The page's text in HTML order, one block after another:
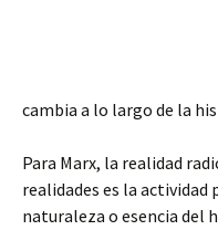
cambia a lo largo de la
Para Marx, la realidad
realidades es la actividad
naturaleza o esencia del